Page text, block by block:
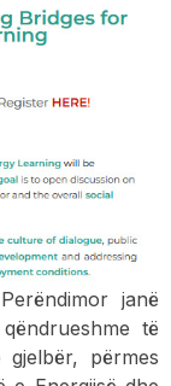
janë
të
përmes